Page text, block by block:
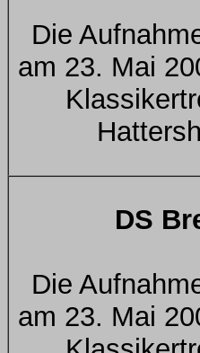
Die
am 23. Mai
DS
Die
am 23. Mai